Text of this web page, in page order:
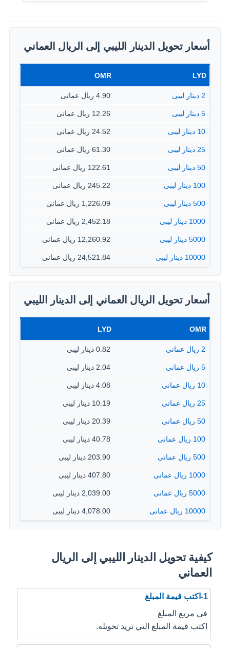
أسعار تحويل الدينار الليبي إلى الريال العماني
LYD
OMR
2 دينار ليبى 4.90 ريال عمانى
5 دينار ليبى 12.26 ريال عمانى
10 دينار ليبى 24.52 ريال عمانى
25 دينار ليبى 61.30 ريال عمانى
50 دينار ليبى 122.61 ريال عمانى
100 دينار ليبى 245.22 ريال عمانى
500 دينار ليبى 1,226.09 ريال عمانى
1000 دينار ليبى 2,452.18 ريال عمانى
5000 دينار ليبى 12,260.92 ريال عمانى
10000 دينار ليبى 24,521.84 ريال عمانى
أسعار تحويل الريال العماني إلى الدينار الليبي
OMR
LYD
2 ريال عمانى 0.82 دينار ليبى
5 ريال عمانى 2.04 دينار ليبى
10 ريال عمانى 4.08 دينار ليبى
25 ريال عمانى 10.19 دينار ليبى
50 ريال عمانى 20.39 دينار ليبى
100 ريال عمانى 40.78 دينار ليبى
500 ريال عمانى 203.90 دينار ليبى
1000 ريال عمانى 407.80 دينار ليبى
5000 ريال عمانى 2,039.00 دينار ليبى
10000 ريال عمانى 4,078.00 دينار ليبى
كيفية تحويل الدينار الليبي إلى الريال
العماني
1-اكتب قيمة المبلغ
في مربع المبلغ
اكتب قيمة المبلغ التي تريد تحويله.